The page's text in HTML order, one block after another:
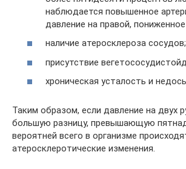
наблюдается повышенное
давление на правой,
наличие атеросклероза сосудов;
присутствие
хроническая усталость и
Таким образом, если давление на двух
большую разницу, превышающую
вероятней всего в организме
атеросклеротические изменения.